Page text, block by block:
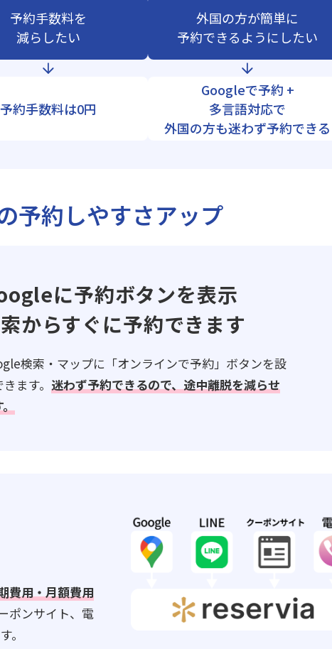
予約手数料を
減らしたい
予約手数料は0円
外国の方が簡単に
予約できるようにしたい
Googleで予約 +
多言語対応で
外国の方も迷わず予約できる
予約しやすさアップ
に予約ボタンを表示
からすぐに予約できます
検索・マップに「オンラインで予約」ボタンを設
ます。 迷わず予約できるので、途中離脱を減らせ
。
費用・月額費用
ポンサイト、電
。